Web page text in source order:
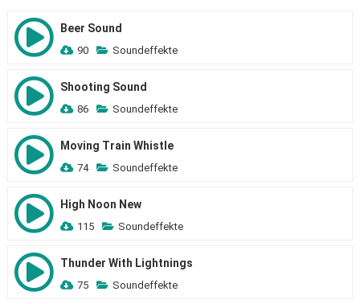
Beer Sound
90 Soundeffekte
Shooting Sound
86 Soundeffekte
Moving Train Whistle
74 Soundeffekte
High Noon New
115 Soundeffekte
Thunder With Lightnings
75 Soundeffekte